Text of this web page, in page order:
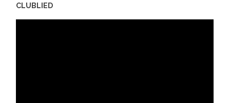
CLUBLIED